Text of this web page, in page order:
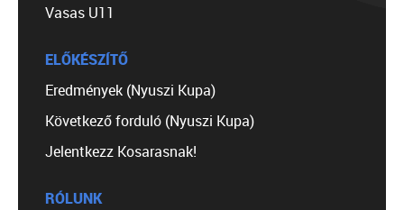
Vasas U11
ELŐKÉSZÍTŐ
Eredmények (Nyuszi Kupa)
Következő forduló (Nyuszi Kupa)
Jelentkezz Kosarasnak!
RÓLUNK